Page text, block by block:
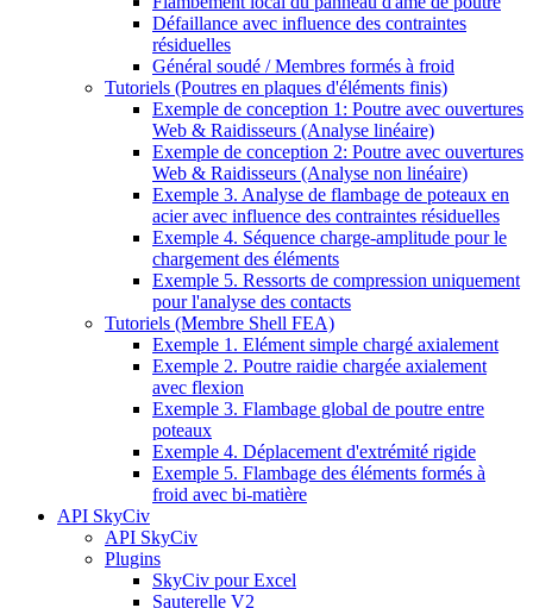
Défaillance avec influence des contraintes
résiduelles
Général soudé / Membres formés à froid
Tutoriels (Poutres en plaques d'éléments finis)
Exemple de conception 1: Poutre avec ouvertures
Web & Raidisseurs (Analyse linéaire)
Exemple de conception 2: Poutre avec ouvertures
Web & Raidisseurs (Analyse non linéaire)
Exemple 3. Analyse de flambage de poteaux en
acier avec influence des contraintes résiduelles
Exemple 4. Séquence charge-amplitude pour le
chargement des éléments
Exemple 5. Ressorts de compression uniquement
pour l'analyse des contacts
Tutoriels (Membre Shell FEA)
Exemple 1. Elément simple chargé axialement
Exemple 2. Poutre raidie chargée axialement
avec flexion
Exemple 3. Flambage global de poutre entre
poteaux
Exemple 4. Déplacement d'extrémité rigide
Exemple 5. Flambage des éléments formés à
froid avec bi-matière
API SkyCiv
API SkyCiv
Plugins
SkyCiv pour Excel
Sauterelle V2